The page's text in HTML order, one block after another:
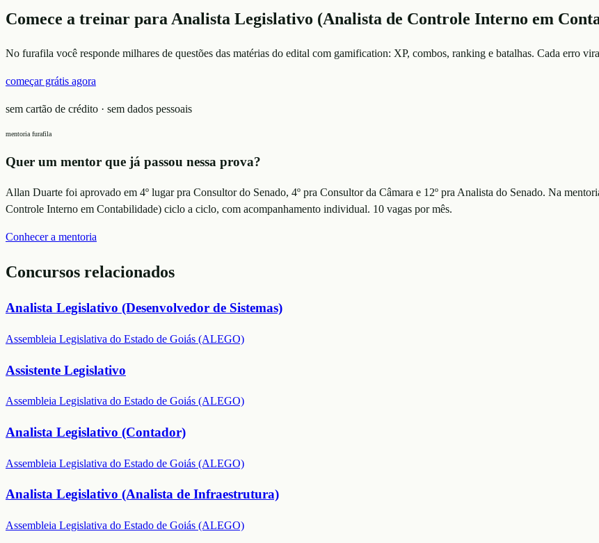
Comece a treinar para Analista Legislativo (Analista de Controle Interno em
No furafila você responde milhares de questões das matérias do edital com gamification: XP, combos, ranking e batalhas. Cada erro
começar grátis agora
sem cartão de crédito · sem dados pessoais
mentoria furafila
Quer um mentor que já passou nessa prova?
Allan Duarte foi aprovado em 4º lugar pra Consultor do Senado, 4º pra Consultor da Câmara e 12º pra Analista do Senado. Na
Controle Interno em Contabilidade) ciclo a ciclo, com acompanhamento individual. 10 vagas por mês.
Conhecer a mentoria
Concursos relacionados
Analista Legislativo (Desenvolvedor de Sistemas)
Assembleia Legislativa do Estado de Goiás (ALEGO)
Assistente Legislativo
Assembleia Legislativa do Estado de Goiás (ALEGO)
Analista Legislativo (Contador)
Assembleia Legislativa do Estado de Goiás (ALEGO)
Analista Legislativo (Analista de Infraestrutura)
Assembleia Legislativa do Estado de Goiás (ALEGO)